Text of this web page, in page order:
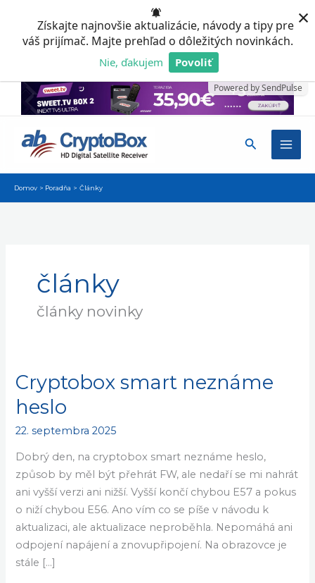
Získajte najnovšie aktualizácie, návody a tipy pre
váš prijímač. Majte prehľad o dôležitých novinkách.
Nie, ďakujem Povoliť
Powered by SendPulse
×
obsah
Hľadať
Domov Poradňa Články
články
články novinky
Cryptobox smart neznáme
heslo
22. septembra 2025
Dobrý den, na cryptobox smart neznáme heslo,
způsob by měl být přehrát FW, ale nedaří se mi nahrát
ani vyšší verzi ani nižší. Vyšší končí chybou E57 a pokus
o niží chybou E56. Ano vím co se píše v návodu k
aktualizaci, ale aktualizace neproběhla. Nepomáhá ani
odpojení napájení a znovupřipojení. Na obrazovce je
stále […]
Cryptobox
smart
neznáme
heslo